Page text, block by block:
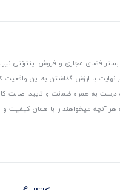
فضای مجازی و فروش اینترنتی
نهایت با ارزش گذاشتن به این
به همراه ضمانت و تایید
آنچه میخواهند را با همان کیفیت و